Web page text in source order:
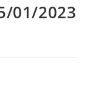
01/2023